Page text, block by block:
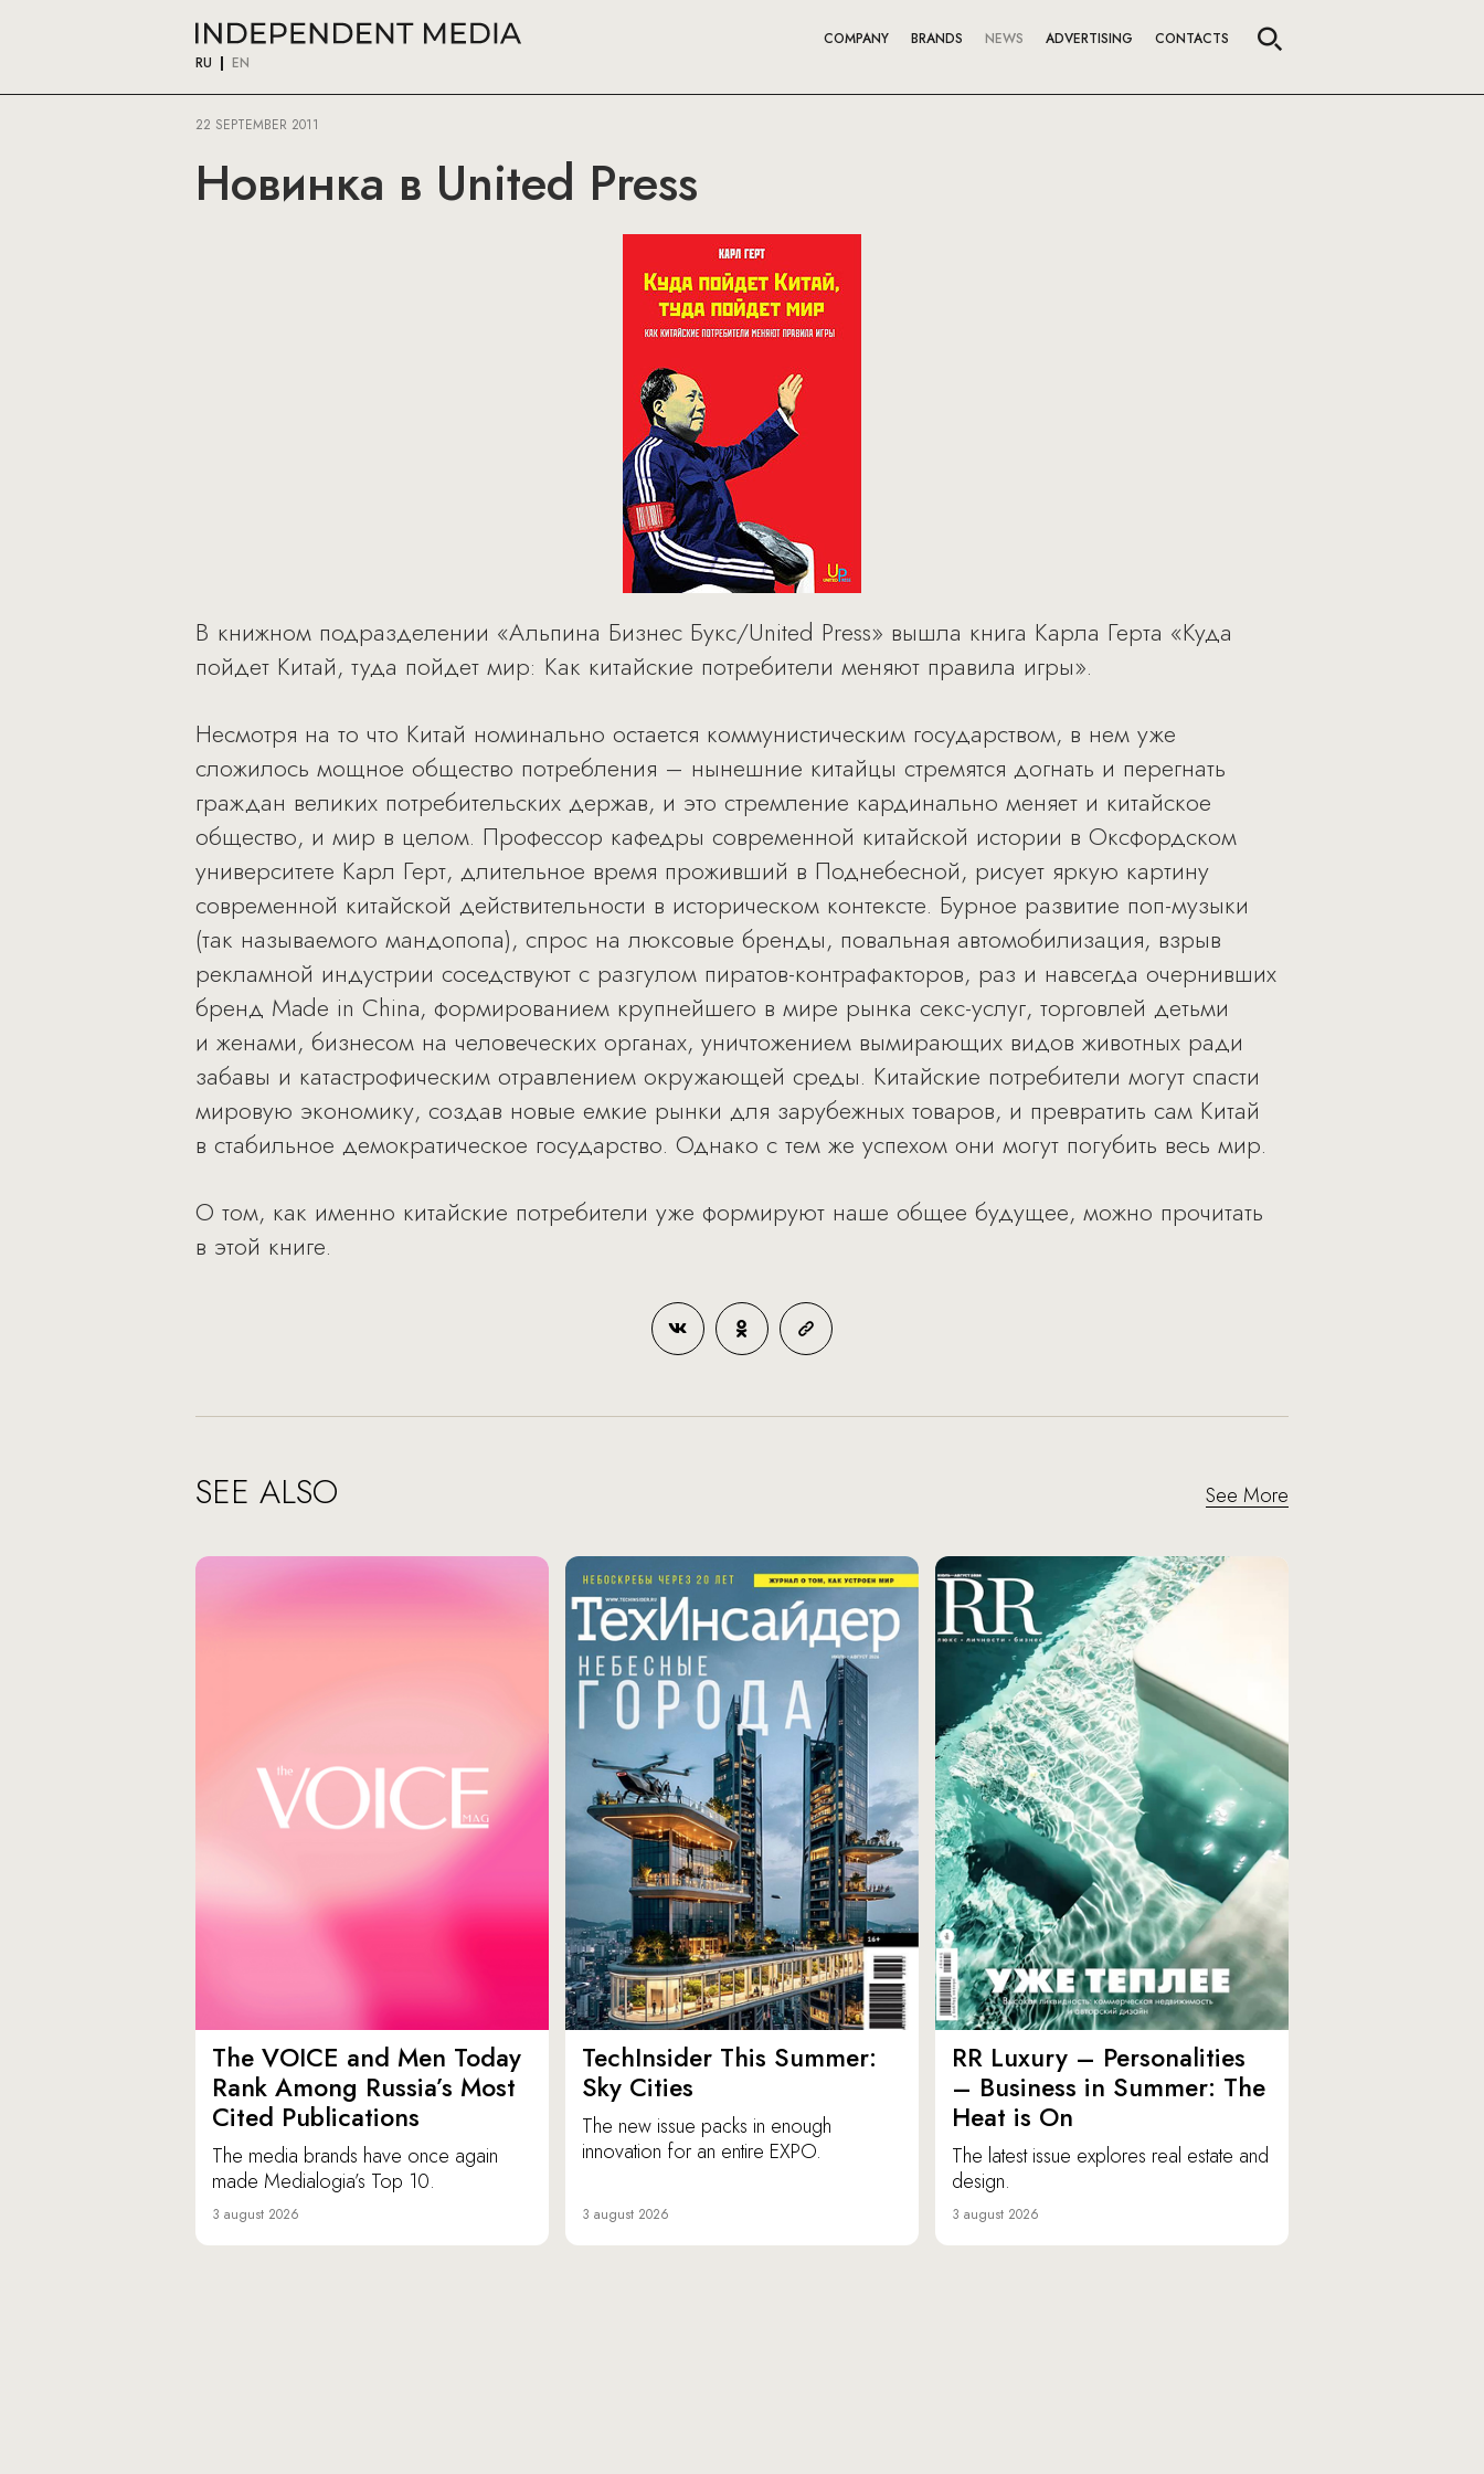
RU EN
COMPANY BRANDS NEWS ADVERTISING CONTACTS
22 SEPTEMBER 2011
Новинка в United Press
В книжном подразделении «Альпина Бизнес Букс/United Press» вышла книга Карла Герта «Куда
пойдет Китай, туда пойдет мир: Как китайские потребители меняют правила игры».
Несмотря на то что Китай номинально остается коммунистическим государством, в нем уже
сложилось мощное общество потребления – нынешние китайцы стремятся догнать и перегнать
граждан великих потребительских держав, и это стремление кардинально меняет и китайское
общество, и мир в целом. Профессор кафедры современной китайской истории в Оксфордском
университете Карл Герт, длительное время проживший в Поднебесной, рисует яркую картину
современной китайской действительности в историческом контексте. Бурное развитие поп-музыки
(так называемого мандопопа), спрос на люксовые бренды, повальная автомобилизация, взрыв
рекламной индустрии соседствуют с разгулом пиратов-контрафакторов, раз и навсегда очернивших
бренд Made in China, формированием крупнейшего в мире рынка секс-услуг, торговлей детьми
и женами, бизнесом на человеческих органах, уничтожением вымирающих видов животных ради
забавы и катастрофическим отравлением окружающей среды. Китайские потребители могут спасти
мировую экономику, создав новые емкие рынки для зарубежных товаров, и превратить сам Китай
в стабильное демократическое государство. Однако с тем же успехом они могут погубить весь мир.
О том, как именно китайские потребители уже формируют наше общее будущее, можно прочитать
в этой книге.
SEE ALSO See More
The VOICE and Men Today
Rank Among Russia’s Most
Cited Publications
The media brands have once again
made Medialogia’s Top 10.
3 august 2026
TechInsider This Summer:
Sky Cities
The new issue packs in enough
innovation for an entire EXPO.
3 august 2026
RR Luxury – Personalities
– Business in Summer: The
Heat is On
The latest issue explores real estate and
design.
3 august 2026